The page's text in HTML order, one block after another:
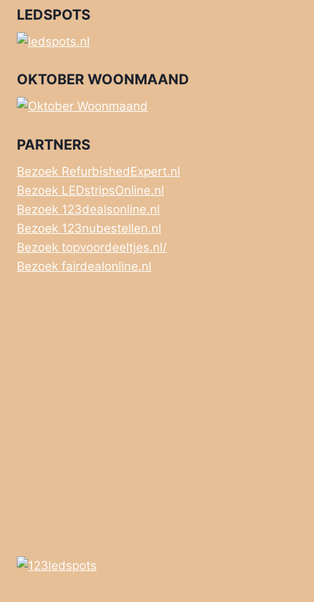
LEDSPOTS
OKTOBER WOONMAAND
PARTNERS
Bezoek RefurbishedExpert.nl
Bezoek LEDstripsOnline.nl
Bezoek 123dealsonline.nl
Bezoek 123nubestellen.nl
Bezoek topvoordeeltjes.nl/
Bezoek fairdealonline.nl